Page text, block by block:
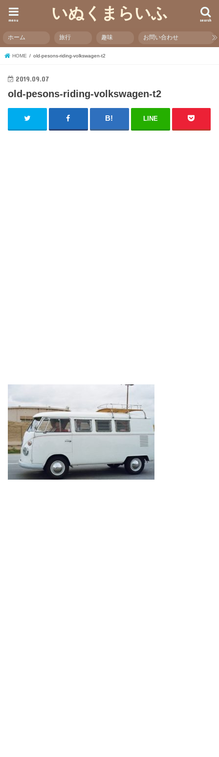
いぬくまらいふ search
menu
ホーム 旅行 趣味 お問い合わせ
HOME old-pesons-riding-volkswagen-t2
2019.09.07
old-pesons-riding-volkswagen-t2
LINE